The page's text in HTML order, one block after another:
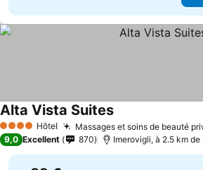
4 Étoiles Hôtel Massages et soins de beauté
Alta Vista Suites
9,0 Excellent 870 Imerovigli, à 2.5 km de